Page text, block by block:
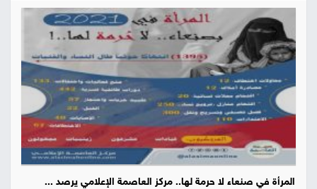
المرأة في صنعاء لا حرمة لها.. مركز العاصمة الإعلامي يرصد ...